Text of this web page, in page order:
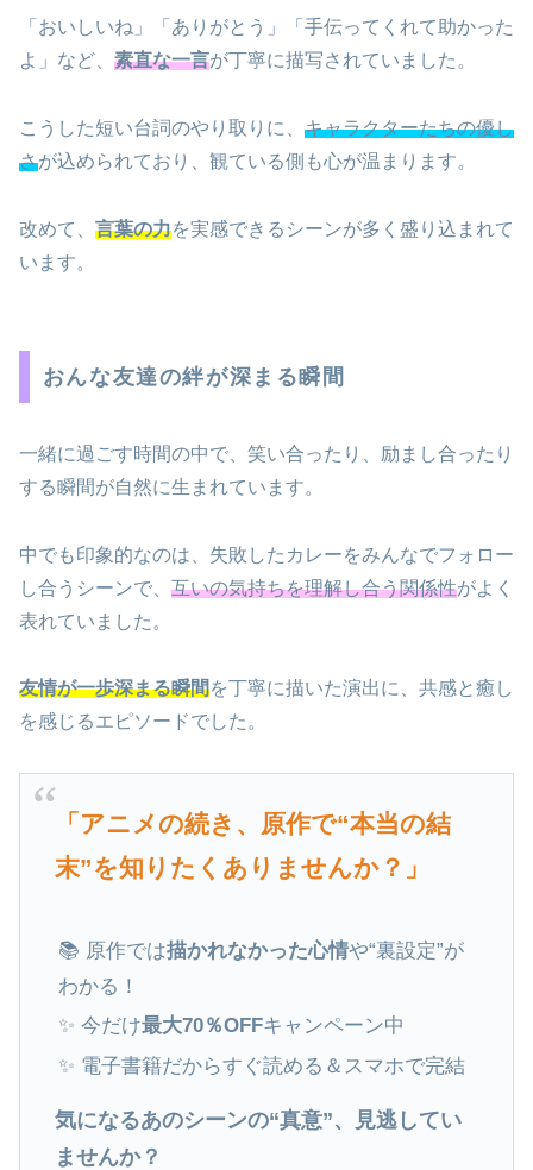
「おいしいね」「ありがとう」「手伝ってくれて助かった
よ」など、 素直な一言が丁寧に描写されていました。
こうした短い台詞のやり取りに、 キャラクターたちの優し
さが込められており、観ている側も心が温まります。
改めて、 言葉の力を実感できるシーンが多く盛り込まれて
います。
おんな友達の絆が深まる瞬間
一緒に過ごす時間の中で、笑い合ったり、励まし合ったり
する瞬間が自然に生まれています。
中でも印象的なのは、失敗したカレーをみんなでフォロー
し合うシーンで、 互いの気持ちを理解し合う関係性がよく
表れていました。
友情が一歩深まる瞬間を丁寧に描いた演出に、共感と癒し
を感じるエピソードでした。
「アニメの続き、原作で“本当の結
末”を知りたくありませんか？」
📚 原作では描かれなかった心情や“裏設定”が
わかる！
✨ 今だけ最大70％OFFキャンペーン中
✨ 電子書籍だからすぐ読める＆スマホで完結
気になるあのシーンの“真意”、見逃してい
ませんか？